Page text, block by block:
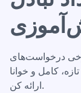
درخواست‌های
کامل و خوانا
ارائه کن.